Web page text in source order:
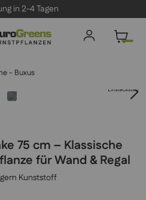
in 2-4 Tagen
- Buxus
75 cm – Klassische
für Wand & Regal
Kunststoff